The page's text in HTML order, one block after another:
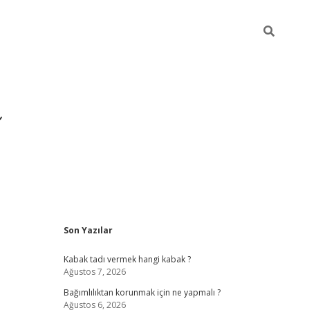
Sidebar
Son Yazılar
Kabak tadı vermek hangi kabak ?
Ağustos 7, 2026
Bağımlılıktan korunmak için ne yapmalı ?
Ağustos 6, 2026